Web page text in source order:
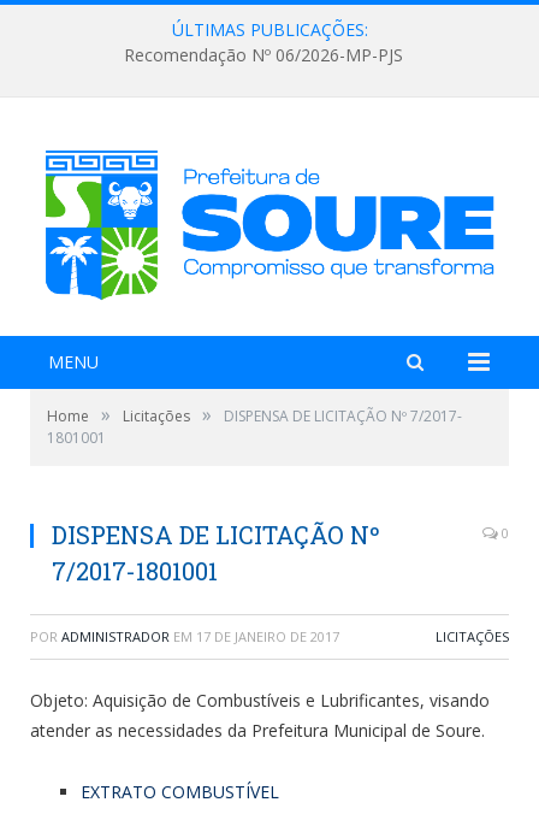
ÚLTIMAS PUBLICAÇÕES:
Recomendação Nº 06/2026-MP-PJS
MENU
Home » Licitações »
DISPENSA DE LICITAÇÃO Nº 7/2017-
1801001
DISPENSA DE LICITAÇÃO Nº
7/2017-1801001
0
POR ADMINISTRADOR EM 17 DE JANEIRO DE 2017 LICITAÇÕES
Objeto: Aquisição de Combustíveis e Lubrificantes, visando
atender as necessidades da Prefeitura Municipal de Soure.
EXTRATO COMBUSTÍVEL